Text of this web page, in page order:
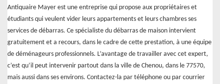
Antiquaire Mayer est une entreprise qui propose aux propriétaires et
étudiants qui veulent vider leurs appartements et leurs chambres ses
services de débarras. Ce spécialiste du débarras de maison intervient
gratuitement et a recours, dans le cadre de cette prestation, à une équipe
de déménageurs professionnels. L’avantage de travailler avec cet expert,
c’est qu’il peut intervenir partout dans la ville de Chenou, dans le 77570,
mais aussi dans ses environs. Contactez-la par téléphone ou par courrier